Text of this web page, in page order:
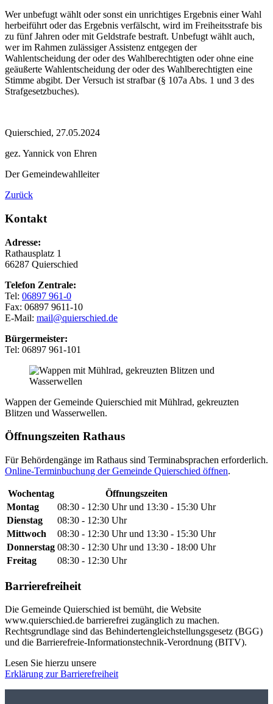
Wer unbefugt wählt oder sonst ein unrichtiges Ergebnis einer Wahl
herbeiführt oder das Ergebnis verfälscht, wird im Freiheitsstrafe bis
zu fünf Jahren oder mit Geldstrafe bestraft. Unbefugt wählt auch,
wer im Rahmen zulässiger Assistenz entgegen der
Wahlentscheidung der oder des Wahlberechtigten oder ohne eine
geäußerte Wahlentscheidung der oder des Wahlberechtigten eine
Stimme abgibt. Der Versuch ist strafbar (§ 107a Abs. 1 und 3 des
Strafgesetzbuches).
Quierschied, 27.05.2024
gez. Yannick von Ehren
Der Gemeindewahlleiter
Zurück
Kontakt
Adresse:
Rathausplatz 1
66287 Quierschied
Telefon Zentrale:
Tel: 06897 961-0
Fax: 06897 9611-10
E-Mail: mail@quierschied.de
Bürgermeister:
Tel: 06897 961-101
Wappen der Gemeinde Quierschied mit Mühlrad, gekreuzten
Blitzen und Wasserwellen.
Öffnungszeiten Rathaus
Für Behördengänge im Rathaus sind Terminabsprachen erforderlich.
Online-Terminbuchung der Gemeinde Quierschied öffnen.
Wochentag
Öffnungszeiten
Montag
08:30 - 12:30 Uhr und 13:30 - 15:30 Uhr
Dienstag
08:30 - 12:30 Uhr
Mittwoch
08:30 - 12:30 Uhr und 13:30 - 15:30 Uhr
Donnerstag 08:30 - 12:30 Uhr und 13:30 - 18:00 Uhr
Freitag
08:30 - 12:30 Uhr
Barrierefreiheit
Die Gemeinde Quierschied ist bemüht, die Website
www.quierschied.de barrierefrei zugänglich zu machen.
Rechtsgrundlage sind das Behindertengleichstellungsgesetz (BGG)
und die Barrierefreie-Informationstechnik-Verordnung (BITV).
Lesen Sie hierzu unsere
Erklärung zur Barrierefreiheit